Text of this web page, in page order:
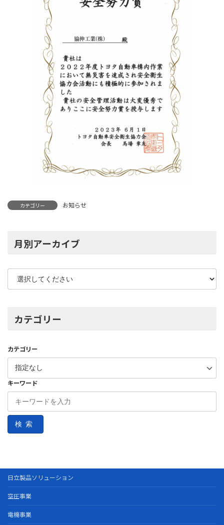
カテゴリー お知らせ
月別アーカイブ
カテゴリー
カテゴリー
キーワード
検索
日立製品ソリューション
空圧事業
電機事業